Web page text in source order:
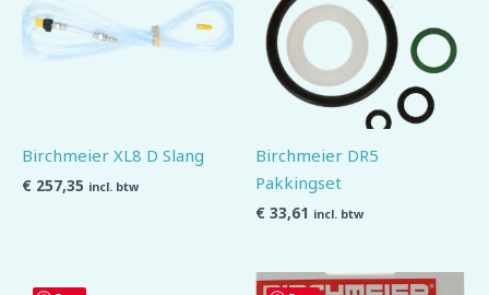
Birchmeier XL8 D Slang
€ 257,35 incl. btw
Birchmeier DR5
Pakkingset
€ 33,61 incl. btw